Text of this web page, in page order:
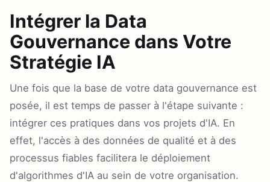
Intégrer la Data
Gouvernance dans Votre
Stratégie IA
Une fois que la base de votre data gouvernance est
posée, il est temps de passer à l'étape suivante :
intégrer ces pratiques dans vos projets d'IA. En
effet, l'accès à des données de qualité et à des
processus fiables facilitera le déploiement
d'algorithmes d'IA au sein de votre organisation.